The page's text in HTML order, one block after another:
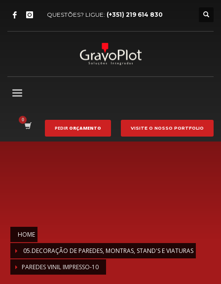
QUESTÕES? LIGUE: (+351) 219 614 830
PEDIR ORÇAMENTO VISITE O NOSSO PORTFOLIO
HOME
05.DECORAÇÃO DE PAREDES, MONTRAS, STAND'S E VIATURAS
PAREDES VINIL IMPRESSO-10